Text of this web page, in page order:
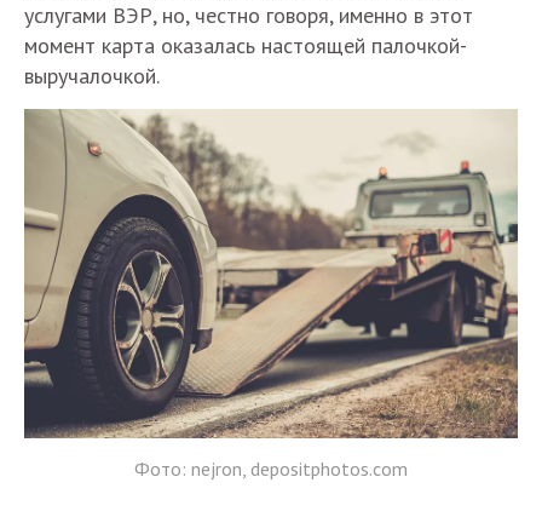
услугами ВЭР, но, честно говоря, именно в этот
момент карта оказалась настоящей палочкой-
выручалочкой.
Фото: nejron, depositphotos.com